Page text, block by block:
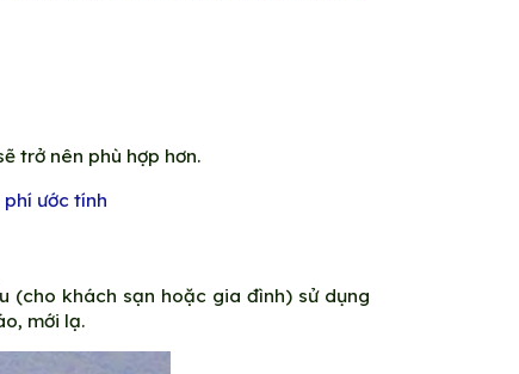
trở nên phù hợp hơn.
ước tính
(cho khách sạn hoặc gia đình) sử dụng
mới lạ.